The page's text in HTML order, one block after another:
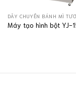
DÂY CHUYỀN BÁNH MÌ
Máy tạo hình bột YJ-